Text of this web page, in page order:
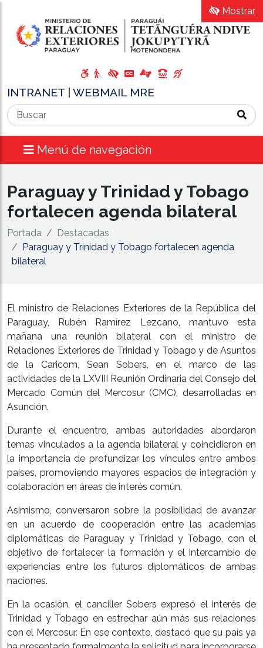
INTRANET WEBMAIL MRE
Menú de navegación
Mostrar
Paraguay y Trinidad y Tobago
fortalecen agenda bilateral
Portada
Destacadas
Paraguay y Trinidad y Tobago fortalecen agenda
bilateral
El ministro de Relaciones Exteriores de la República del
Paraguay, Rubén Ramírez Lezcano, mantuvo esta
mañana una reunión bilateral con el ministro de
Relaciones Exteriores de Trinidad y Tobago y de Asuntos
de la Caricom, Sean Sobers, en el marco de las
actividades de la LXVIII Reunión Ordinaria del Consejo del
Mercado Común del Mercosur (CMC), desarrolladas en
Asunción.
Durante el encuentro, ambas autoridades abordaron
temas vinculados a la agenda bilateral y coincidieron en
la importancia de profundizar los vínculos entre ambos
países, promoviendo mayores espacios de integración y
colaboración en áreas de interés común.
Asimismo, conversaron sobre la posibilidad de avanzar
en un acuerdo de cooperación entre las academias
diplomáticas de Paraguay y Trinidad y Tobago, con el
objetivo de fortalecer la formación y el intercambio de
experiencias entre los futuros diplomáticos de ambas
naciones.
En la ocasión, el canciller Sobers expresó el interés de
Trinidad y Tobago en estrechar aún más sus relaciones
con el Mercosur. En ese contexto, destacó que su país ya